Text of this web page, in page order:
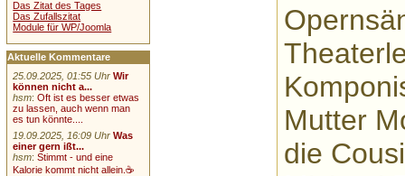
Mutter
die
Das Zitat des Tages
Das Zufallszitat
Module für WP/Joomla
Aktuelle Kommentare
25.09.2025, 01:55 Uhr Wir
können nicht a...
hsm:Oft ist es besser etwas
zu lassen, auch wenn man
es tun könnte....
19.09.2025, 16:09 Uhr Was
einer gern ißt...
hsm:Stimmt - und eine
Kalorie kommt nicht allein.☕